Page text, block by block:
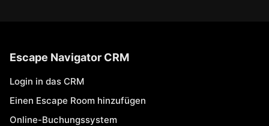
Escape Navigator CRM
Login in das CRM
Einen Escape Room hinzufügen
Online-Buchungssystem